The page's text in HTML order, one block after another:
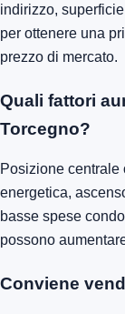
indirizzo,
per ottenere una
prezzo di mercato.
Quali fattori
Torcegno?
Posizione centrale
energetica,
basse spese
possono
Conviene